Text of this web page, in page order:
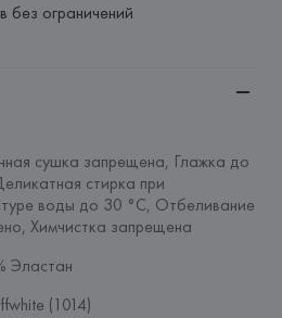
без ограничений
сушка запрещена, Глажка до
стирка при
воды до 30 °C, Отбеливание
Химчистка запрещена
Эластан
(1014)